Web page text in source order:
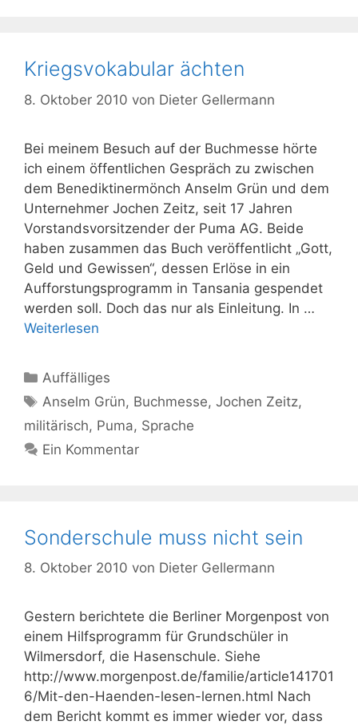
Kriegsvokabular ächten
8. Oktober 2010 von Dieter Gellermann
Bei meinem Besuch auf der Buchmesse hörte
ich einem öffentlichen Gespräch zu zwischen
dem Benediktinermönch Anselm Grün und dem
Unternehmer Jochen Zeitz, seit 17 Jahren
Vorstandsvorsitzender der Puma AG. Beide
haben zusammen das Buch veröffentlicht „Gott,
Geld und Gewissen“, dessen Erlöse in ein
Aufforstungsprogramm in Tansania gespendet
werden soll. Doch das nur als Einleitung. In …
Weiterlesen
Kategorien
Auffälliges
Schlagwörter
Anselm Grün, Buchmesse,Jochen Zeitz,
militärisch, Puma, Sprache
Ein Kommentar
Sonderschule muss nicht sein
8. Oktober 2010 von Dieter Gellermann
Gestern berichtete die Berliner Morgenpost von
einem Hilfsprogramm für Grundschüler in
Wilmersdorf, die Hasenschule. Siehe
http://www.morgenpost.de/familie/article141701
6/Mit-den-Haenden-lesen-lernen.html Nach
dem Bericht kommt es immer wieder vor, dass